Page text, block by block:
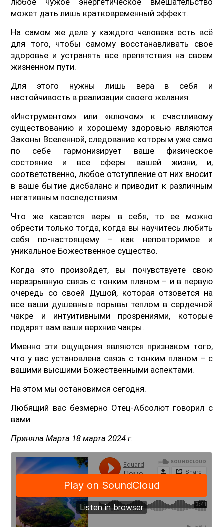
может дать лишь кратковременный эффект.
На самом же деле у каждого человека есть всё
для того, чтобы самому восстанавливать свое
здоровье и устранять все препятствия на своем
жизненном пути.
Для этого нужны лишь вера в себя и
настойчивость в реализации своего желания.
«Инструментом» или «ключом» к счастливому
существованию и хорошему здоровью являются
Законы Вселенной, следование которым уже само
по себе гармонизирует ваше физическое
состояние и все сферы вашей жизни, и,
соответственно, любое отступление от них вносит
в ваше бытие дисбаланс и приводит к различным
негативным последствиям.
Что же касается веры в себя, то ее можно
обрести только тогда, когда вы научитесь любить
себя по-настоящему – как неповторимое и
уникальное Божественное существо.
Когда это произойдет, вы почувствуете свою
неразрывную связь с тонким планом – и в первую
очередь со своей Душой, которая отзовется на
все ваши душевные порывы теплом в сердечной
чакре и интуитивными прозрениями, которые
подарят вам ваши верхние чакры.
Именно эти ощущения являются признаком того,
что у вас установлена связь с тонким планом – с
вашими высшими Божественными аспектами.
На этом мы остановимся сегодня.
Любящий вас безмерно Отец-Абсолют говорил с
вами
Приняла Марта 18 марта 2024 г.